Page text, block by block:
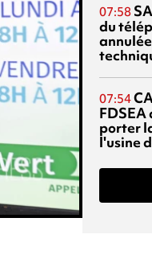
07:58
du
07:54
FDSEA
porter
l'usine